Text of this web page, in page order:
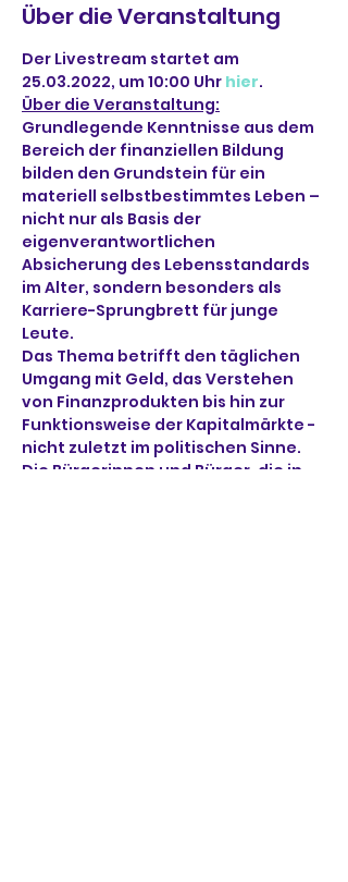
Über die Veranstaltung
Der Livestream startet am
25.03.2022, um 10:00 Uhr hier.
Über die Veranstaltung:
Grundlegende Kenntnisse aus dem
Bereich der finanziellen Bildung
bilden den Grundstein für ein
materiell selbstbestimmtes Leben –
nicht nur als Basis der
eigenverantwortlichen
Absicherung des Lebensstandards
im Alter, sondern besonders als
Karriere-Sprungbrett für junge
Leute.
Das Thema betrifft den täglichen
Umgang mit Geld, das Verstehen
von Finanzprodukten bis hin zur
Funktionsweise der Kapitalmärkte -
nicht zuletzt im politischen Sinne.
Die Bürgerinnen und Bürger, die in